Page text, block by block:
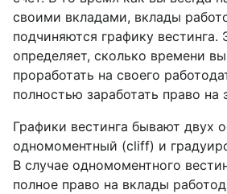
своими вкладами, вклады
подчиняются графику вестинга.
определяет, сколько времени
проработать на своего
полностью заработать право на
Графики вестинга бывают двух
одномоментный (cliff) и
В случае одномоментного
полное право на вклады